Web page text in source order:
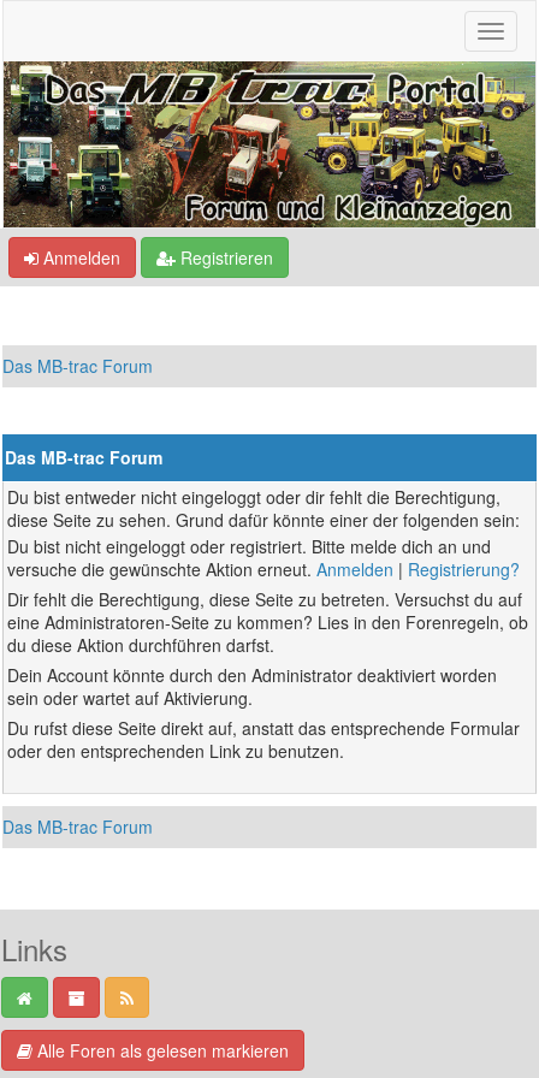
Anmelden Registrieren
Das MB-trac Forum
Das MB-trac Forum
Du bist entweder nicht eingeloggt oder dir fehlt die Berechtigung,
diese Seite zu sehen. Grund dafür könnte einer der folgenden sein:
Du bist nicht eingeloggt oder registriert. Bitte melde dich an und
versuche die gewünschte Aktion erneut.Anmelden | Registrierung?
Dir fehlt die Berechtigung, diese Seite zu betreten. Versuchst du auf
eine Administratoren-Seite zu kommen? Lies in den Forenregeln, ob
du diese Aktion durchführen darfst.
Dein Account könnte durch den Administrator deaktiviert worden
sein oder wartet auf Aktivierung.
Du rufst diese Seite direkt auf, anstatt das entsprechende Formular
oder den entsprechenden Link zu benutzen.
Das MB-trac Forum
Links
Alle Foren als gelesen markieren